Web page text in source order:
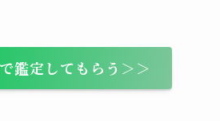
鑑定してもらう＞＞